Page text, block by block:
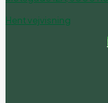
Hent vejvisning